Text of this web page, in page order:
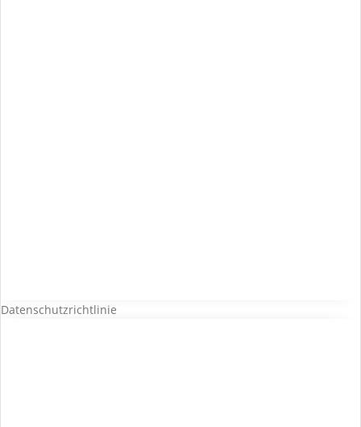
Datenschutzrichtlinie